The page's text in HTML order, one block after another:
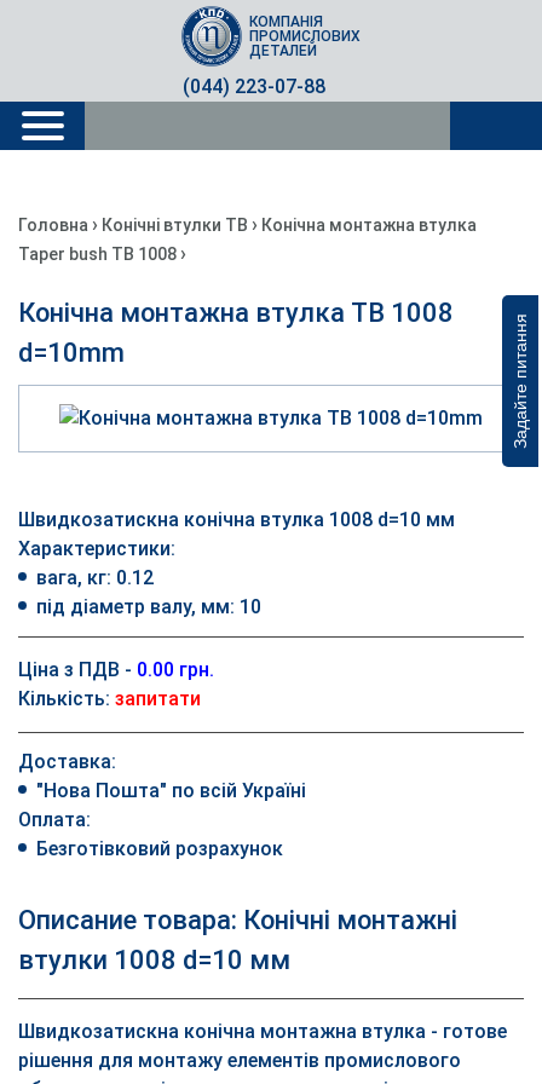
Задайте питання
(044) 223-07-88
КОМПАНІЯ
ПРОМИСЛОВИХ
ДЕТАЛЕЙ
Головна › Конічні втулки TB › Конічна монтажна втулка
Taper bush TB 1008 ›
Конічна монтажна втулка TB 1008
d=10mm
Швидкозатискна конічна втулка 1008 d=10 мм
Характеристики:
вага, кг: 0.12
під діаметр валу, мм: 10
Ціна з ПДВ - 0.00 грн.
Кількість: запитати
Доставка:
"Нова Пошта" по всій Україні
Оплата:
Безготівковий розрахунок
Описание товара: Конічні монтажні
втулки 1008 d=10 мм
Швидкозатискна конічна монтажна втулка - готове
рішення для монтажу елементів промислового